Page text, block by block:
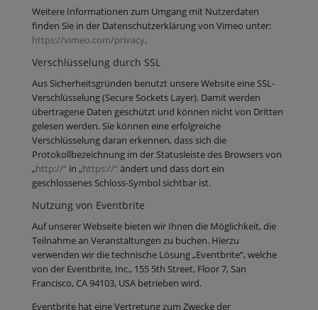
Weitere Informationen zum Umgang mit Nutzerdaten
finden Sie in der Datenschutzerklärung von Vimeo unter:
https://vimeo.com/privacy.
Verschlüsselung durch SSL
Aus Sicherheitsgründen benutzt unsere Website eine SSL-
Verschlüsselung (Secure Sockets Layer). Damit werden
übertragene Daten geschützt und können nicht von Dritten
gelesen werden. Sie können eine erfolgreiche
Verschlüsselung daran erkennen, dass sich die
Protokollbezeichnung im der Statusleiste des Browsers von
„http://“ in „https://“ ändert und dass dort ein
geschlossenes Schloss-Symbol sichtbar ist.
Nutzung von Eventbrite
Auf unserer Webseite bieten wir Ihnen die Möglichkeit, die
Teilnahme an Veranstaltungen zu buchen. Hierzu
verwenden wir die technische Lösung „Eventbrite“, welche
von der Eventbrite, Inc., 155 5th Street, Floor 7, San
Francisco, CA 94103, USA betrieben wird.
Eventbrite hat eine Vertretung zum Zwecke der